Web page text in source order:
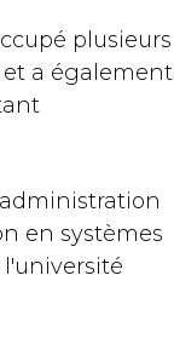
plusieurs
et a également
en systèmes